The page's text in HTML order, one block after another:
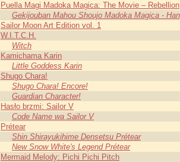
Puella Magi Madoka Magica: The Movie – Rebellion
Gekijouban Mahou Shoujo Madoka Magica -
Sailor Moon Art Edition vol. 1
W.I.T.C.H.
Witch
Kamichama Karin
Little Goddess Karin
Shugo Chara!
Shugo Chara! Encore!
Guardian Character!
Hasło brzmi: Sailor V
Code Name wa Sailor V
Prétear
Shin Shirayukihime Densetsu Prétear
New Snow White's Legend Prétear
Mermaid Melody: Pichi Pichi Pitch